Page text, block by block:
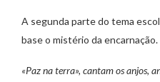
A segunda parte do tema
base o mistério da encarnação.
«Paz na terra», cantam os anjos,